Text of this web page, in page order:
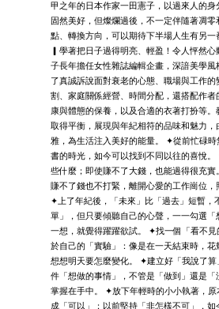
甲之年的日本作家一田憲子，以過來人的
固然美好，但燦爛過後，不一定伴隨著凋零
點、轉換方向，可以期待下半場人生有另一
▎學著把日子過得明亮、輕盈！令人怦然心
子長年擔任女性雜誌編輯企畫，深諳美學
了真誠訴說面對衰老的心態、職場與工作的
割、家庭關係經營、時間分配，還搭配作者
康與體態的保養，以及合適的衣著打扮等。
取得平衡，展現與年紀相符的品味和魅力，
雅，為生活注入美好的能量。 ✦從前忙碌
書的時光，如今可以找到不同以往的喜悅
些什麼；即使賺不了大錢，也能過得很充實
賺不了錢也不打緊，離開心愛的工作崗位，
✦上了年紀後，「未來」比「過去」短暫，
單」，但只要傾聽自己的心聲，一一勾選
一想，就覺得躍躍欲試。 ✦找一個「看不
於自己的「實驗」：像是在一天結束時，花
想想明天要怎麼變化。 ✦建立好「我說了
件「想做的事情」，不管是「做到」還是
掌握在手中。 ✦放下年輕時的小小執著，
成「可以」；以前堅持「非怎樣不可」，如